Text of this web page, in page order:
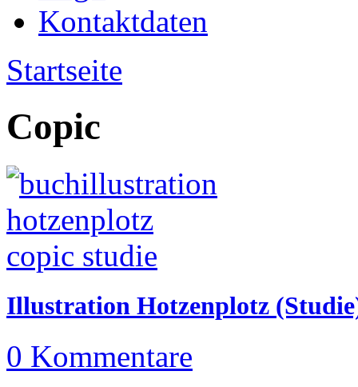
Kontaktdaten
Startseite
Copic
Illustration Hotzenplotz
0 Kommentare